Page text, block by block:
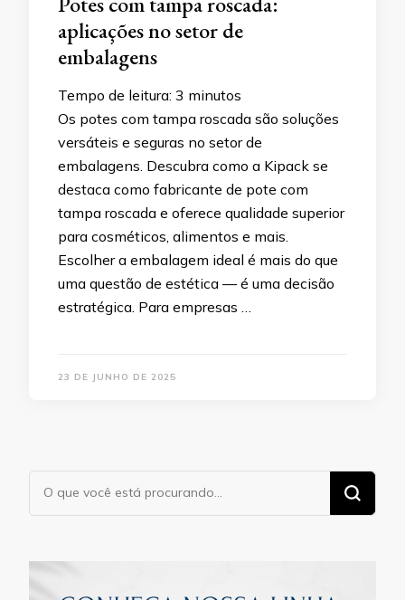
aplicações no setor de
embalagens
Tempo de leitura: 3 minutos
Os potes com tampa roscada são soluções
versáteis e seguras no setor de
embalagens. Descubra como a Kipack se
destaca como fabricante de pote com
tampa roscada e oferece qualidade superior
para cosméticos, alimentos e mais.
Escolher a embalagem ideal é mais do que
uma questão de estética — é uma decisão
estratégica. Para empresas …
23 DE JUNHO DE 2025
Procurando
algo?